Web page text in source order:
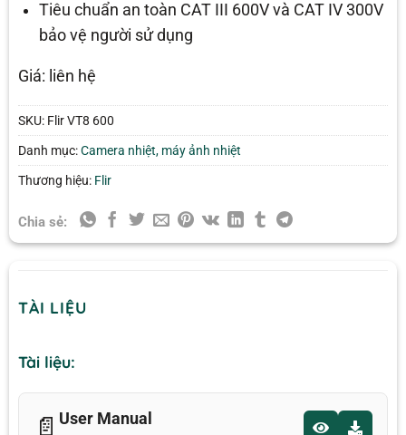
Tiêu chuẩn an toàn CAT III 600V và CAT IV 300V
bảo vệ người sử dụng
Giá: liên hệ
SKU: Flir VT8 600
Danh mục:Camera nhiệt, máy ảnh nhiệt
Thương hiệu: Flir
Chia sẻ:
TÀI LIỆU
Tài liệu:
📄 User Manual